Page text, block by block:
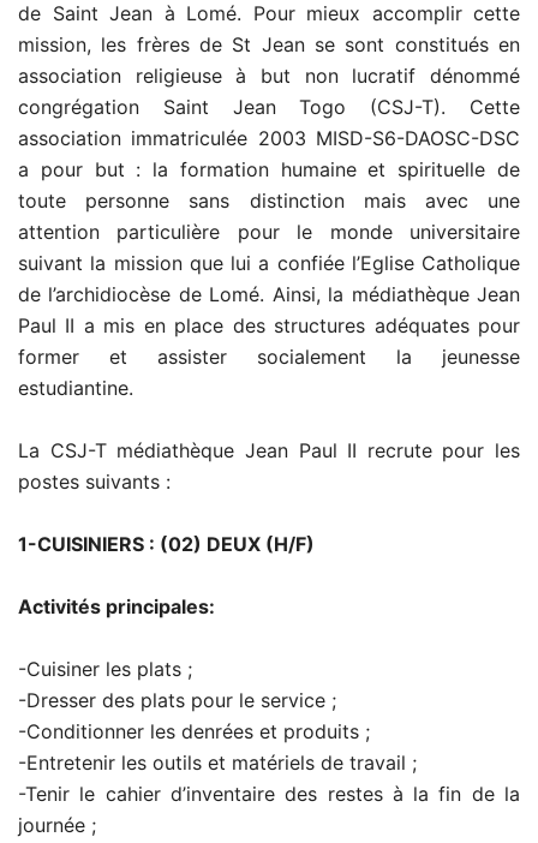
de Saint Jean à Lomé. Pour mieux accomplir cette
mission, les frères de St Jean se sont constitués en
association religieuse à but non lucratif dénommé
congrégation Saint Jean Togo (CSJ-T). Cette
association immatriculée 2003 MISD-S6-DAOSC-DSC
a pour but : la formation humaine et spirituelle de
toute personne sans distinction mais avec une
attention particulière pour le monde universitaire
suivant la mission que lui a confiée l’Eglise Catholique
de l’archidiocèse de Lomé. Ainsi, la médiathèque Jean
Paul II a mis en place des structures adéquates pour
former et assister socialement la jeunesse
estudiantine.
La CSJ-T médiathèque Jean Paul II recrute pour les
postes suivants :
1-CUISINIERS : (02) DEUX (H/F)
Activités principales:
-Cuisiner les plats ;
-Dresser des plats pour le service ;
-Conditionner les denrées et produits ;
-Entretenir les outils et matériels de travail ;
-Tenir le cahier d’inventaire des restes à la fin de la
journée ;